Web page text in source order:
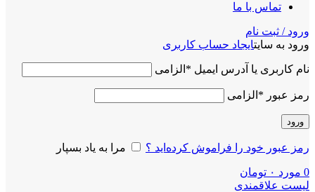
تماس با ما
ورود / ثبت نام
ورود به سایتایجاد حساب کاربری
نام کاربری یا آدرس ایمیل * الزامی
رمز عبور * الزامی
ورود
رمز عبور خود را فراموش کرده‌اید ؟ مرا به یاد بسپار
0 مورد ۰ تومان
لیست علاقمندی